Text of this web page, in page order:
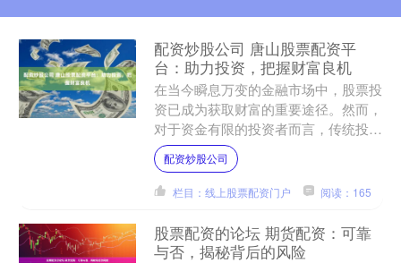
配资炒股公司 唐山股票配资平
台：助力投资，把握财富良机
在当今瞬息万变的金融市场中，股票投
资已成为获取财富的重要途径。然而，
对于资金有限的投资者而言，传统投资
方式往往难以满足其需求。唐山股票配
资平台应运而生，为投资者....
配资炒股公司
栏目：线上股票配资门户 阅读：165
股票配资的论坛 期货配资：可靠
与否，揭秘背后的风险